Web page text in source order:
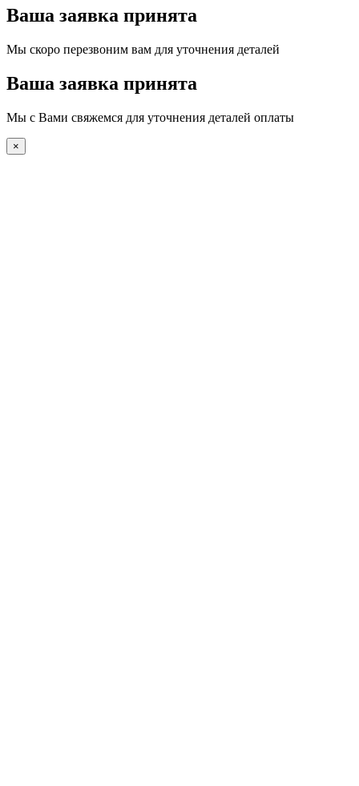
Ваша заявка принята
Мы скоро перезвоним вам для уточнения деталей
Ваша заявка принята
Мы с Вами свяжемся для уточнения деталей оплаты
×